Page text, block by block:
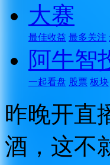
大赛
最佳收益 最多关注
阿牛智
一起看盘 股票 板块
昨晚开直
酒，这不